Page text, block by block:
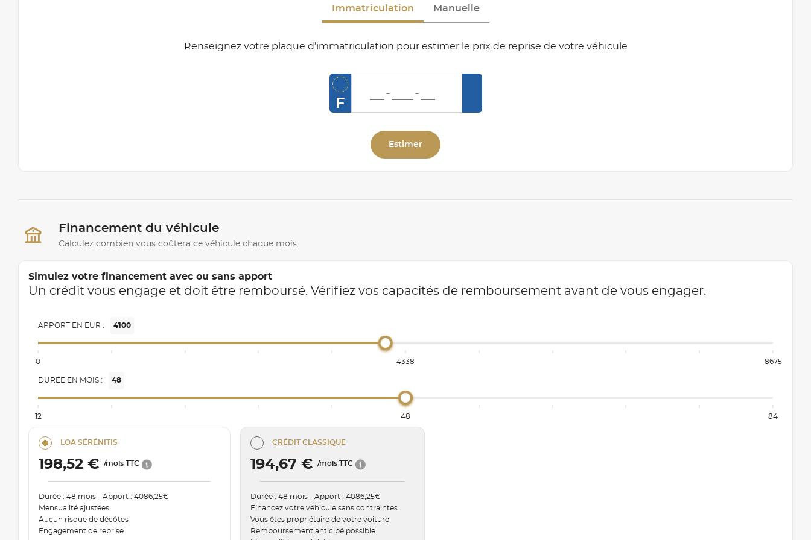
Immatriculation Manuelle
Renseignez votre plaque d’immatriculation pour estimer le prix de reprise de votre véhicule
F
Estimer
Financement du véhicule
Calculez combien vous coûtera ce véhicule chaque mois.
Simulez votre financement avec ou sans apport
Un crédit vous engage et doit être remboursé. Vérifiez vos capacités de remboursement avant de vous engager.
APPORT EN EUR : 4100
0 4338 8675
DURÉE EN MOIS : 48
12 48 84
LOA SÉRÉNITIS
198,52 €/mois TTC
Durée : 48 mois - Apport : 4086,25€
Mensualité ajustées
Aucun risque de décôtes
Engagement de reprise
CRÉDIT CLASSIQUE
194,67 €/mois TTC
Durée : 48 mois - Apport : 4086,25€
Financez votre véhicule sans contraintes
Vous êtes propriétaire de votre voiture
Remboursement anticipé possible